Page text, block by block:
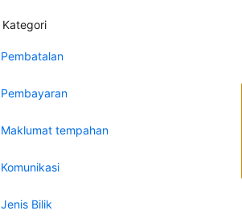
Kategori
Pembatalan
Pembayaran
Maklumat tempahan
Komunikasi
Jenis Bilik